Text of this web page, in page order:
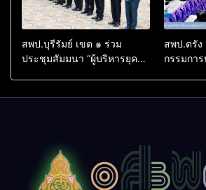
สพป.บุรีรัมย์ เขต ๑ ร่วม
ประชุมสัมมนา “ผู้บริหารยุค
สพป.ตรั
กรรมกา